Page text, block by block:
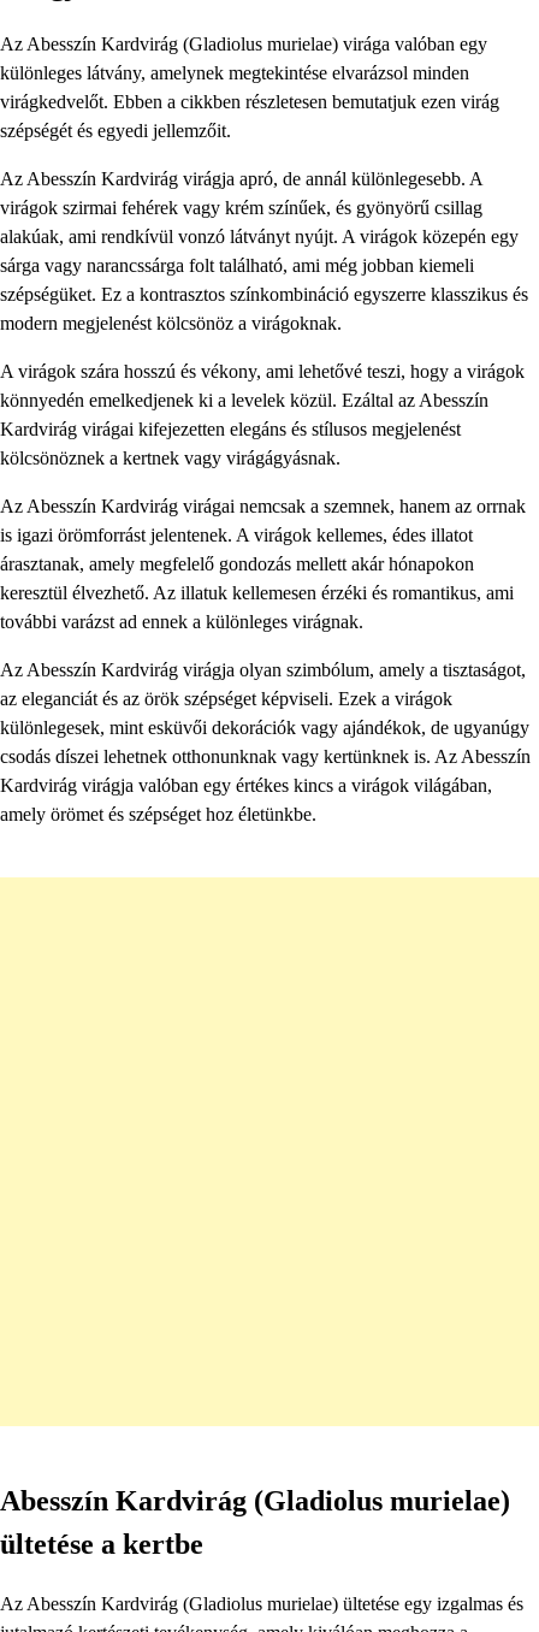
Az Abesszín Kardvirág (Gladiolus murielae) virága valóban egy
különleges látvány, amelynek megtekintése elvarázsol minden
virágkedvelőt. Ebben a cikkben részletesen bemutatjuk ezen virág
szépségét és egyedi jellemzőit.
Az Abesszín Kardvirág virágja apró, de annál különlegesebb. A
virágok szirmai fehérek vagy krém színűek, és gyönyörű csillag
alakúak, ami rendkívül vonzó látványt nyújt. A virágok közepén egy
sárga vagy narancssárga folt található, ami még jobban kiemeli
szépségüket. Ez a kontrasztos színkombináció egyszerre klasszikus és
modern megjelenést kölcsönöz a virágoknak.
A virágok szára hosszú és vékony, ami lehetővé teszi, hogy a virágok
könnyedén emelkedjenek ki a levelek közül. Ezáltal az Abesszín
Kardvirág virágai kifejezetten elegáns és stílusos megjelenést
kölcsönöznek a kertnek vagy virágágyásnak.
Az Abesszín Kardvirág virágai nemcsak a szemnek, hanem az orrnak
is igazi örömforrást jelentenek. A virágok kellemes, édes illatot
árasztanak, amely megfelelő gondozás mellett akár hónapokon
keresztül élvezhető. Az illatuk kellemesen érzéki és romantikus, ami
további varázst ad ennek a különleges virágnak.
Az Abesszín Kardvirág virágja olyan szimbólum, amely a tisztaságot,
az eleganciát és az örök szépséget képviseli. Ezek a virágok
különlegesek, mint esküvői dekorációk vagy ajándékok, de ugyanúgy
csodás díszei lehetnek otthonunknak vagy kertünknek is. Az Abesszín
Kardvirág virágja valóban egy értékes kincs a virágok világában,
amely örömet és szépséget hoz életünkbe.
Abesszín Kardvirág (Gladiolus murielae)
ültetése a kertbe
Az Abesszín Kardvirág (Gladiolus murielae) ültetése egy izgalmas és